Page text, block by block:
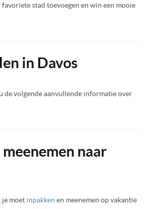
stad toevoegen en win een mooie
in Davos
de volgende aanvullende informatie over
naar
je moet inpakken en meenemen op vakantie